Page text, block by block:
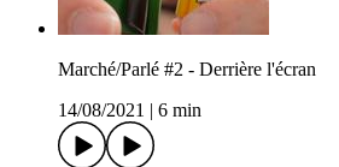
Marché/Parlé #2 - Derrière l'écran
14/08/2021
6 min